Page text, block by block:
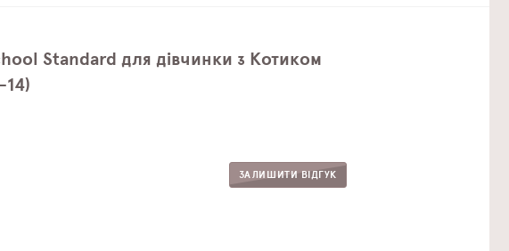
Standard для дівчинки з Котиком
14)
ЗАЛИШИТИ ВІДГУК